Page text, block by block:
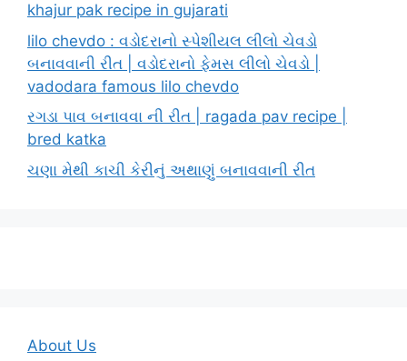
khajur pak recipe in gujarati
lilo chevdo : વડોદરાનો સ્પેશીયલ લીલો ચેવડો
બનાવવાની રીત | વડોદરાનો ફેમસ લીલો ચેવડો |
vadodara famous lilo chevdo
રગડા પાવ બનાવવા ની રીત | ragada pav recipe |
bred katka
ચણા મેથી કાચી કેરીનું અથાણું બનાવવાની રીત
About Us